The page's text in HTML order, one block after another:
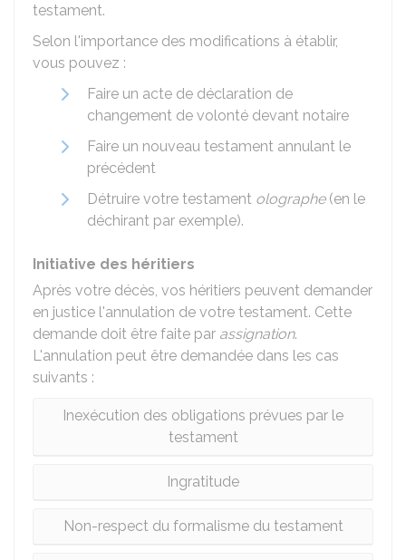
testament.
Selon l'importance des modifications à établir,
vous pouvez :
Faire un acte de déclaration de
changement de volonté devant notaire
Faire un nouveau testament annulant le
précédent
Détruire votre testament olographe(en le
déchirant par exemple).
Initiative des héritiers
Après votre décès, vos héritiers peuvent demander
en justice l'annulation de votre testament. Cette
demande doit être faite par assignation.
L'annulation peut être demandée dans les cas
suivants :
Inexécution des obligations prévues par le
testament
Ingratitude
Non-respect du formalisme du testament